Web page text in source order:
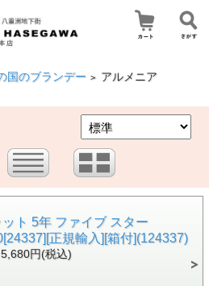
国のブランデー > アルメニア
ト 5年 ファイブ スター
正規輸入][箱付](124337)
円(税込)